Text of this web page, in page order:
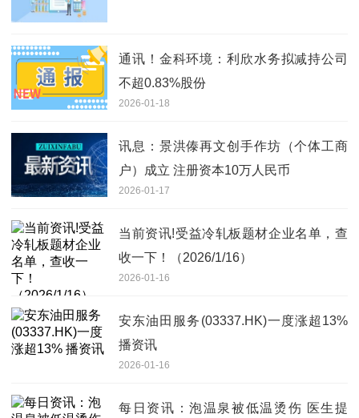
通讯！金科环境：利欣水务拟减持公司
不超0.83%股份
2026-01-18
讯息：景洪傣再文创手作坊（个体工商
户）成立 注册资本10万人民币
2026-01-17
当前资讯!受益冷轧板题材企业名单，查
收一下！（2026/1/16）
2026-01-16
安东油田服务(03337.HK)一度涨超13%
播资讯
2026-01-16
每日资讯：泡温泉被低温烫伤 医生提